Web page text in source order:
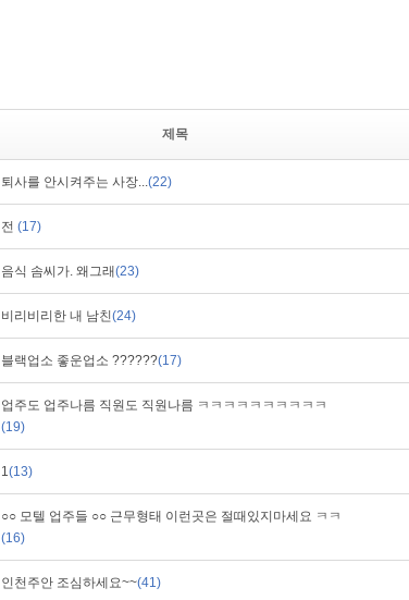
제목
퇴사를 안시켜주는 사장...(22)
전 (17)
음식 솜씨가. 왜그래(23)
비리비리한 내 남친(24)
블랙업소 좋운업소 ??????(17)
업주도 업주나름 직원도 직원나름 ㅋㅋㅋㅋㅋㅋㅋㅋㅋㅋ
(19)
1(13)
○○ 모텔 업주들 ○○ 근무형태 이런곳은 절때있지마세요 ㅋㅋ
(16)
인천주안 조심하세요~~(41)